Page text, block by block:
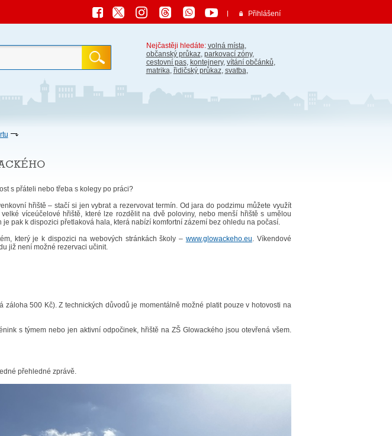
Přihlášení
Nejčastěji hledáte: volná místa,
občanský průkaz, parkovací zóny,
cestovní pas, kontejnery, vítání občánků,
matrika, řidičský průkaz, svatba,
s přáteli nebo třeba s kolegy po práci?
hřiště – stačí si jen vybrat a rezervovat termín. Od jara do podzimu můžete využít
víceúčelové hřiště, které lze rozdělit na dvě poloviny, nebo menší hřiště s umělou
pak k dispozici přetlaková hala, která nabízí komfortní zázemí bez ohledu na počasí.
který je k dispozici na webových stránkách školy – www.glowackeho.eu. Víkendové
již není možné rezervaci učinit.
záloha 500 Kč). Z technických důvodů je momentálně možné platit pouze v hotovosti na
s týmem nebo jen aktivní odpočinek, hřiště na ZŠ Glowackého jsou otevřená všem.
přehledné zprávě.